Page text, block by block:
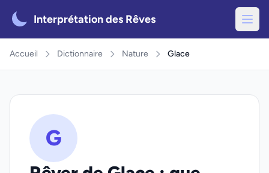
Interprétation des Rêves
Accueil Dictionnaire Nature Glace
G